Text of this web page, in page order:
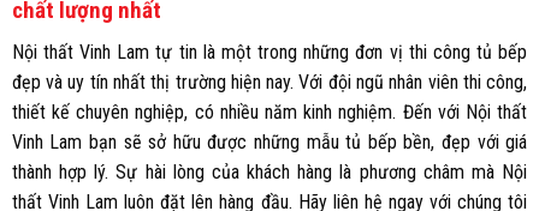
chất lượng nhất
Nội thất Vinh Lam tự tin là một trong những đơn vị thi công tủ bếp
đẹp và uy tín nhất thị trường hiện nay. Với đội ngũ nhân viên thi công,
thiết kế chuyên nghiệp, có nhiều năm kinh nghiệm. Đến với Nội thất
Vinh Lam bạn sẽ sở hữu được những mẫu tủ bếp bền, đẹp với giá
thành hợp lý.Sự hài lòng của khách hàng là phương châm mà Nội
thất Vinh Lam luôn đặt lên hàng đầu. Hãy liên hệ ngay với chúng tôi